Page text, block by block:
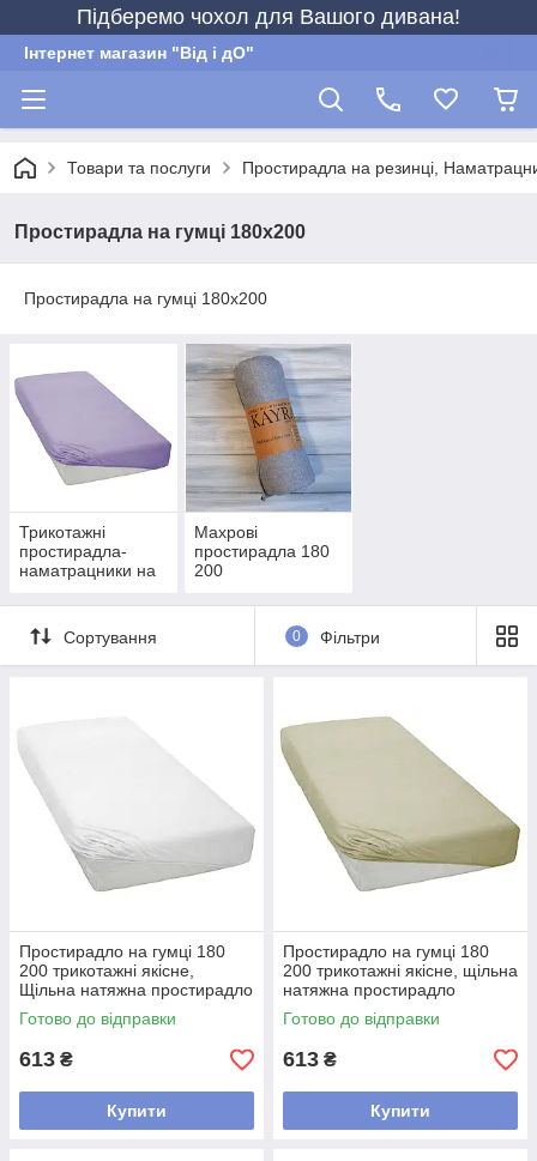
Підберемо чохол для Вашого дивана!
Інтернет магазин "Від і дО"
Товари та послуги Простирадла на резинці,
Простирадла на гумці 180х200
Простирадла на гумці 180х200
Трикотажні
простирадла-
наматрацники на
Ранфорс
Махрові
простирадла 180
200
Сортування 0 Фільтри
Простирадло на гумці 180
200 трикотажні якісне,
Щільна натяжна простирадло
наматрацник хороше Білий
Готово до відправки
613 ₴
Купити
Простирадло на гумці 180
200 трикотажні якісне, щільна
натяжна простирадло
наматрацник хороше
Бежевий
Готово до відправки
613 ₴
Купити